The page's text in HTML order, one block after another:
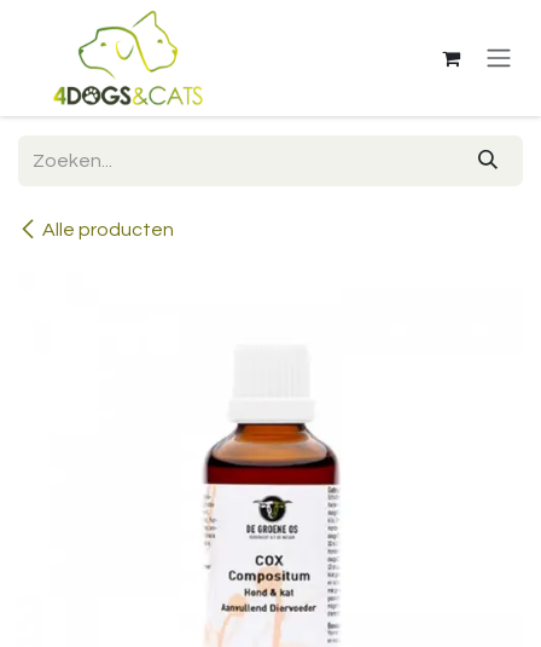
Overslaan naar inhoud
Alle producten